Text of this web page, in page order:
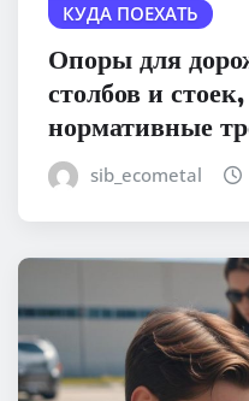
КУДА ПОЕХАТЬ
Опоры для
столбов и
нормативные
sib_ecometal